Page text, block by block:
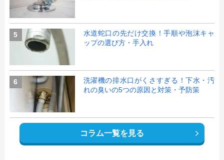
5
水道蛇口の先だけ交換！手順や泡沫キャ
ップの選び方・手入れ
6
洗濯機の排水口がくさすぎる！下水・汚
れの臭いの5つの原因と対策・予防策
コラム一覧を見る